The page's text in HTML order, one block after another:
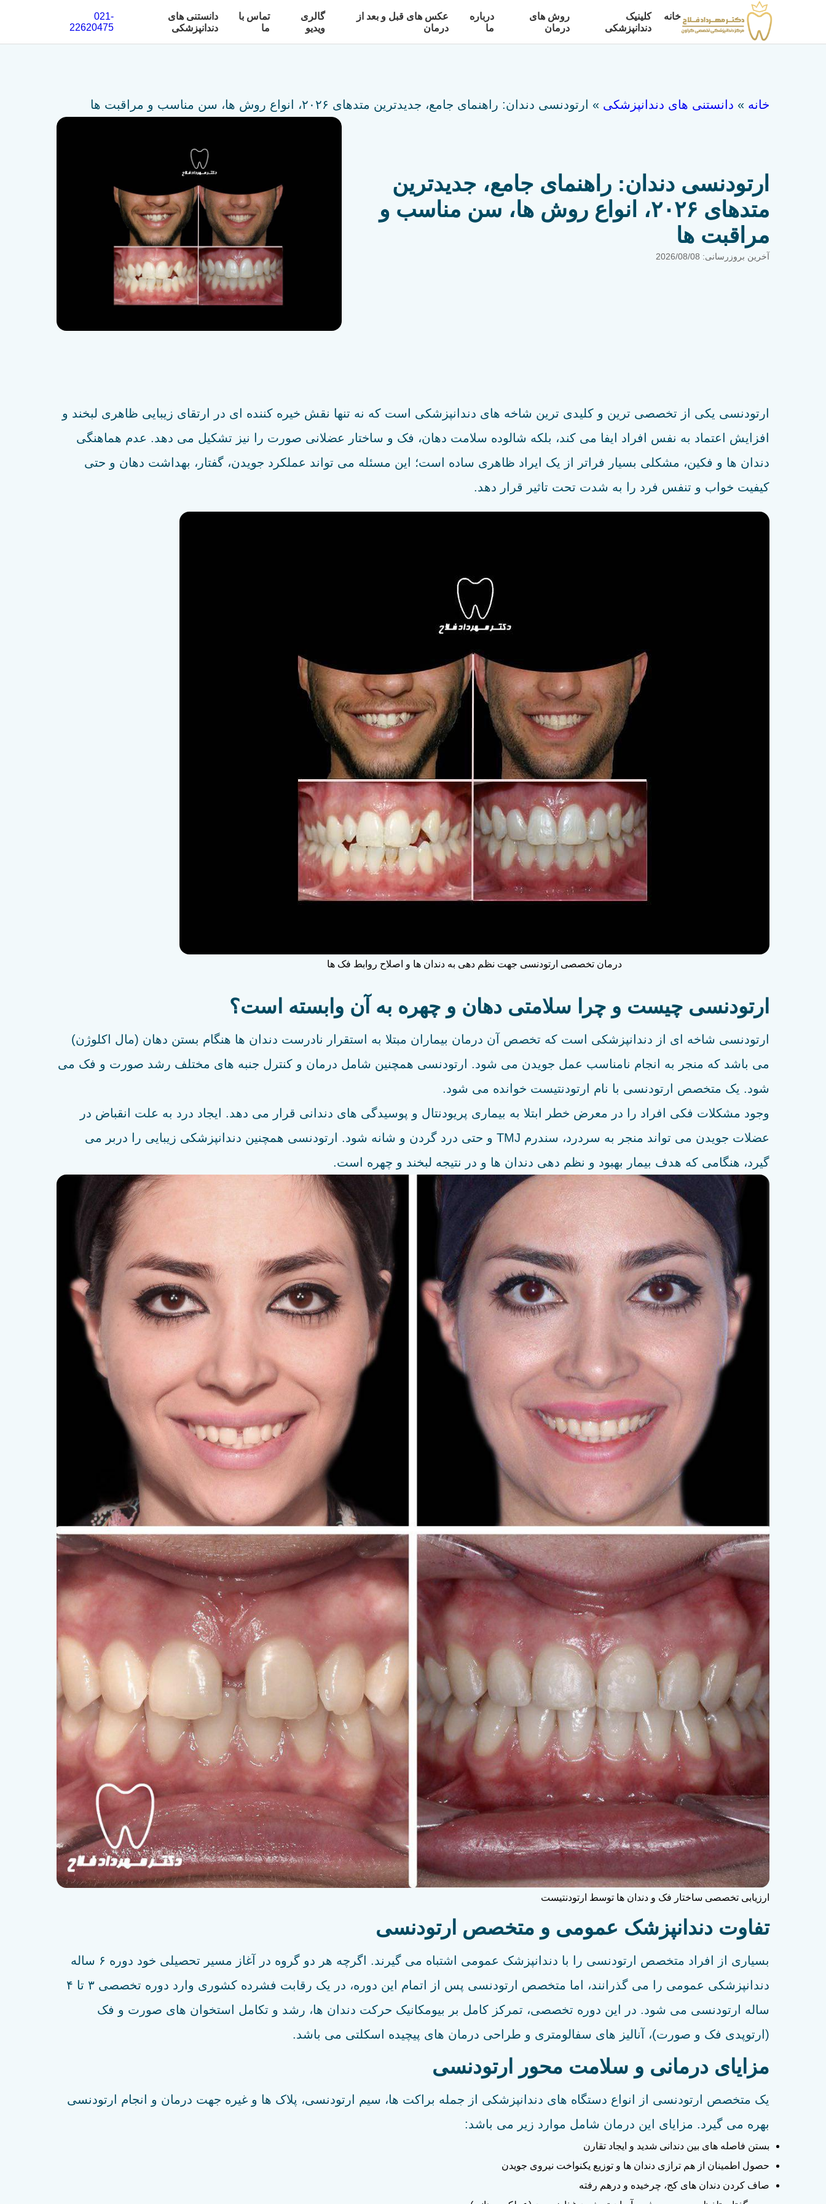
خانه
کلینیک
دندانپزشکی
روش های
درمان
درباره
ما
عکس های قبل و بعد از
درمان
گالری
ویدیو
تماس با
ما
دانستنی های
دندانپزشکی
021-
22620475
خانه » دانستنی های دندانپزشکی » ارتودنسی دندان: راهنمای جامع، جدیدترین متدهای ۲۰۲۶، انواع روش ها، سن مناسب و مراقبت ها
ارتودنسی دندان: راهنمای جامع، جدیدترین
متدهای ۲۰۲۶، انواع روش ها، سن مناسب و
مراقبت ها
آخرین بروزرسانی: 2026/08/08
ارتودنسی یکی از تخصصی ترین و کلیدی ترین شاخه های دندانپزشکی است که نه تنها نقش خیره کننده ای در ارتقای زیبایی ظاهری لبخند و
افزایش اعتماد به نفس افراد ایفا می کند، بلکه شالوده سلامت دهان، فک و ساختار عضلانی صورت را نیز تشکیل می دهد. عدم هماهنگی
دندان ها و فکین، مشکلی بسیار فراتر از یک ایراد ظاهری ساده است؛ این مسئله می تواند عملکرد جویدن، گفتار، بهداشت دهان و حتی
کیفیت خواب و تنفس فرد را به شدت تحت تاثیر قرار دهد.
درمان تخصصی ارتودنسی جهت نظم دهی به دندان ها و اصلاح روابط فک ها
ارتودنسی چیست و چرا سلامتی دهان و چهره به آن وابسته است؟
ارتودنسی شاخه ای از دندانپزشکی است که تخصص آن درمان بیماران مبتلا به استقرار نادرست دندان ها هنگام بستن دهان (مال اکلوژن)
می باشد که منجر به انجام نامناسب عمل جویدن می شود. ارتودنسی همچنین شامل درمان و کنترل جنبه های مختلف رشد صورت و فک می
شود. یک متخصص ارتودنسی با نام ارتودنتیست خوانده می شود.
وجود مشکلات فکی افراد را در معرض خطر ابتلا به بیماری پریودنتال و پوسیدگی های دندانی قرار می دهد. ایجاد درد به علت انقباض در
عضلات جویدن می تواند منجر به سردرد، سندرم TMJ و حتی درد گردن و شانه شود. ارتودنسی همچنین دندانپزشکی زیبایی را دربر می
گیرد، هنگامی که هدف بیمار بهبود و نظم دهی دندان ها و در نتیجه لبخند و چهره است.
ارزیابی تخصصی ساختار فک و دندان ها توسط ارتودنتیست
تفاوت دندانپزشک عمومی و متخصص ارتودنسی
بسیاری از افراد متخصص ارتودنسی را با دندانپزشک عمومی اشتباه می گیرند. اگرچه هر دو گروه در آغاز مسیر تحصیلی خود دوره ۶ ساله
دندانپزشکی عمومی را می گذرانند، اما متخصص ارتودنسی پس از اتمام این دوره، در یک رقابت فشرده کشوری وارد دوره تخصصی ۳ تا ۴
ساله ارتودنسی می شود. در این دوره تخصصی، تمرکز کامل بر بیومکانیک حرکت دندان ها، رشد و تکامل استخوان های صورت و فک
(ارتوپدی فک و صورت)، آنالیز های سفالومتری و طراحی درمان های پیچیده اسکلتی می باشد.
مزایای درمانی و سلامت محور ارتودنسی
یک متخصص ارتودنسی از انواع دستگاه های دندانپزشکی از جمله براکت ها، سیم ارتودنسی، پلاک ها و غیره جهت درمان و انجام ارتودنسی
بهره می گیرد. مزایای این درمان شامل موارد زیر می باشد:
بستن فاصله های بین دندانی شدید و ایجاد تقارن
حصول اطمینان از هم ترازی دندان ها و توزیع یکنواخت نیروی جویدن
صاف کردن دندان های کج، چرخیده و درهم رفته